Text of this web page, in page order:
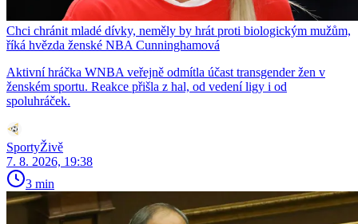
Chci chránit mladé dívky, neměly by hrát proti biologickým mužům,
říká hvězda ženské NBA Cunninghamová
Aktivní hráčka WNBA veřejně odmítla účast transgender žen v
ženském sportu. Reakce přišla z hal, od vedení ligy i od
spoluhráček.
SportyŽivě
7. 8. 2026, 19:38
3 min